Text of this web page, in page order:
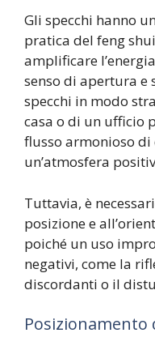
Gli specchi hanno
pratica del feng
amplificare
senso di apertura e
specchi in modo
casa o di un ufficio
flusso armonioso di
un’atmosfera
Tuttavia, è
posizione e
poiché un uso
negativi, come la
discordanti o il
Posizionamento